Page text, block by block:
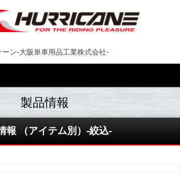
ーン-大阪単車用品工業株式会社-
報 （アイテム別）-絞込-